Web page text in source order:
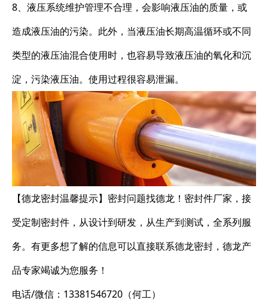
8、液压系统维护管理不合理，会影响液压油的质量，或
造成液压油的污染。此外，当液压油长期高温循环或不同
类型的液压油混合使用时，也容易导致液压油的氧化和沉
淀，污染液压油。使用过程很容易泄漏。
【德龙密封温馨提示】密封问题找德龙！密封件厂家，接
受定制密封件，从设计到研发，从生产到测试，全系列服
务。有更多想了解的信息可以直接联系德龙密封，德龙产
品专家竭诚为您服务！
电话/微信：13381546720（何工）